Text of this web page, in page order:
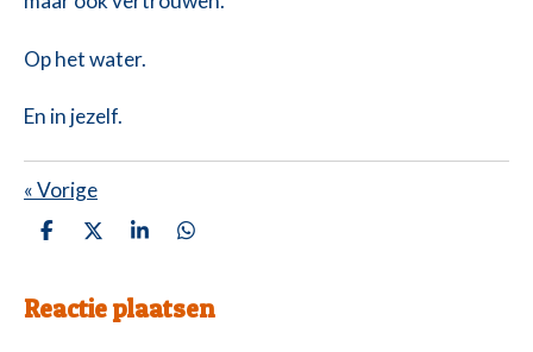
Op het water.
En in jezelf.
«Vorige
D
e
D
l
S
r
D
e
Reactie plaatsen